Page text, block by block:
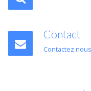
Contact
Contactez